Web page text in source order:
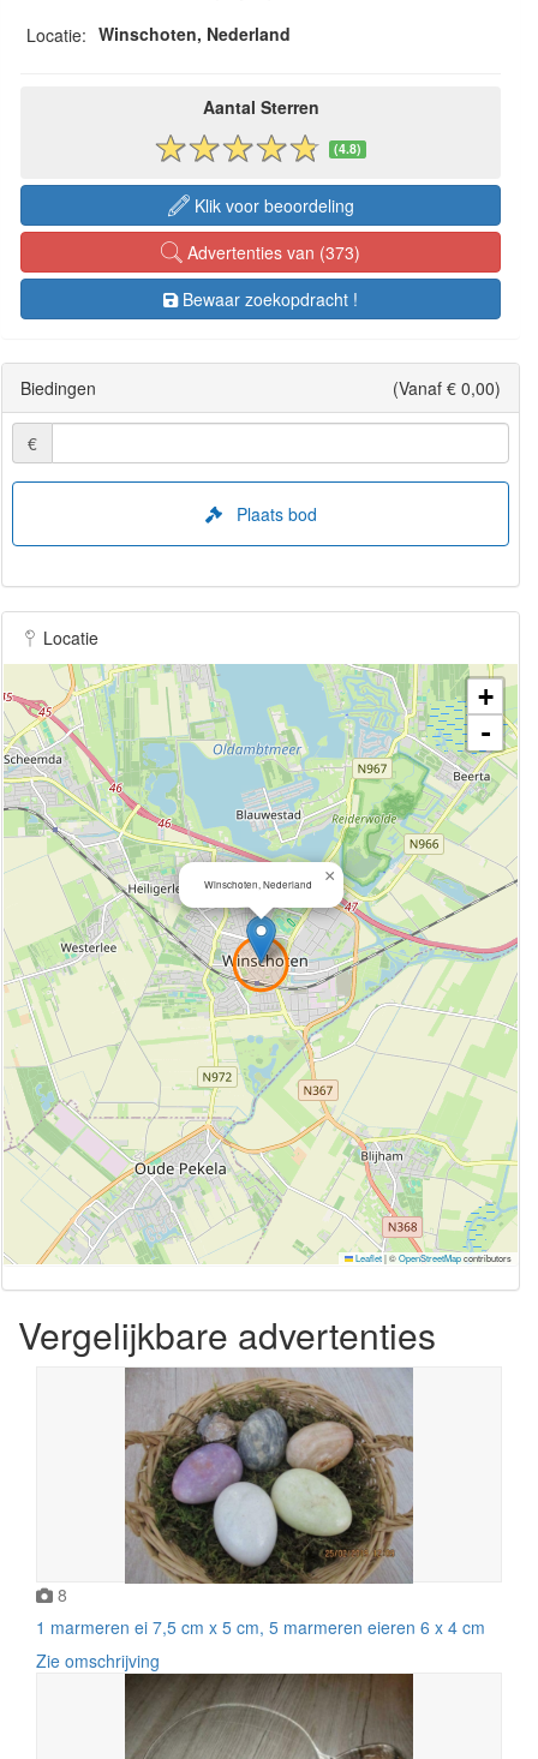
Locatie: Winschoten, Nederland
Aantal Sterren
(4.8)
Klik voor beoordeling
Advertenties van (373)
Bewaar zoekopdracht !
Biedingen (Vanaf € 0,00)
€
Plaats bod
Locatie
Winschoten, Nederland ×
+
-
Leaflet|©OpenStreetMapcontributors
Vergelijkbare advertenties
8
1 marmeren ei 7,5 cm x 5 cm, 5 marmeren eieren 6 x 4 cm
Zie omschrijving